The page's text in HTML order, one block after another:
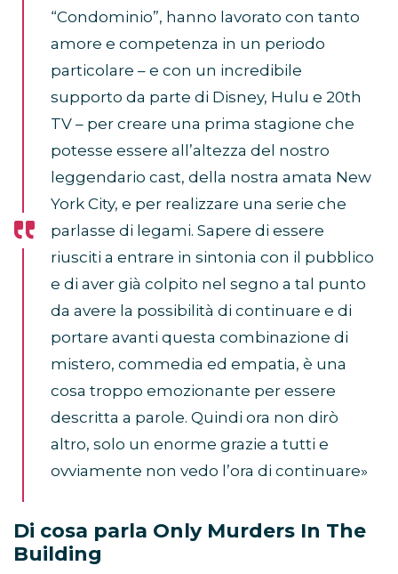
“Condominio”, hanno lavorato con tanto
amore e competenza in un periodo
particolare – e con un incredibile
supporto da parte di Disney, Hulu e 20th
TV – per creare una prima stagione che
potesse essere all’altezza del nostro
leggendario cast, della nostra amata New
York City, e per realizzare una serie che
parlasse di legami. Sapere di essere
riusciti a entrare in sintonia con il pubblico
e di aver già colpito nel segno a tal punto
da avere la possibilità di continuare e di
portare avanti questa combinazione di
mistero, commedia ed empatia, è una
cosa troppo emozionante per essere
descritta a parole. Quindi ora non dirò
altro, solo un enorme grazie a tutti e
ovviamente non vedo l’ora di continuare»
Di cosa parla Only Murders In The
Building